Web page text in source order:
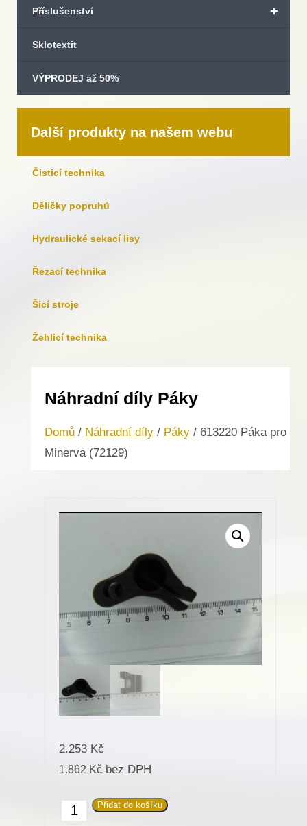
+
Příslušenství
Sklotextit
VÝPRODEJ až 50%
Další produkty na našem webu
Čisticí technika
Děličky popruhů
Hydraulické sekací lisy
Řezací technika
Šicí stroje
Žehlicí technika
Náhradní díly Páky
Domů / Náhradní díly / Páky / 613220 Páka pro
Minerva (72129)
2.253 Kč
1.862 Kč bez DPH
613220Přidat do košíku